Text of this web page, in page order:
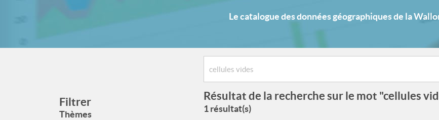
Le catalogue des données géographiques de la
Filtrer
Thèmes
Résultat de la recherche sur le mot "cellules
1 résultat(s)